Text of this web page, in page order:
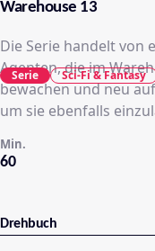
Warehouse 13
Die Serie handelt von
Agenten, die im
bewachen und neu
um sie ebenfalls
60
Min.
Serie Sci-Fi & Fantasy
Drehbuch